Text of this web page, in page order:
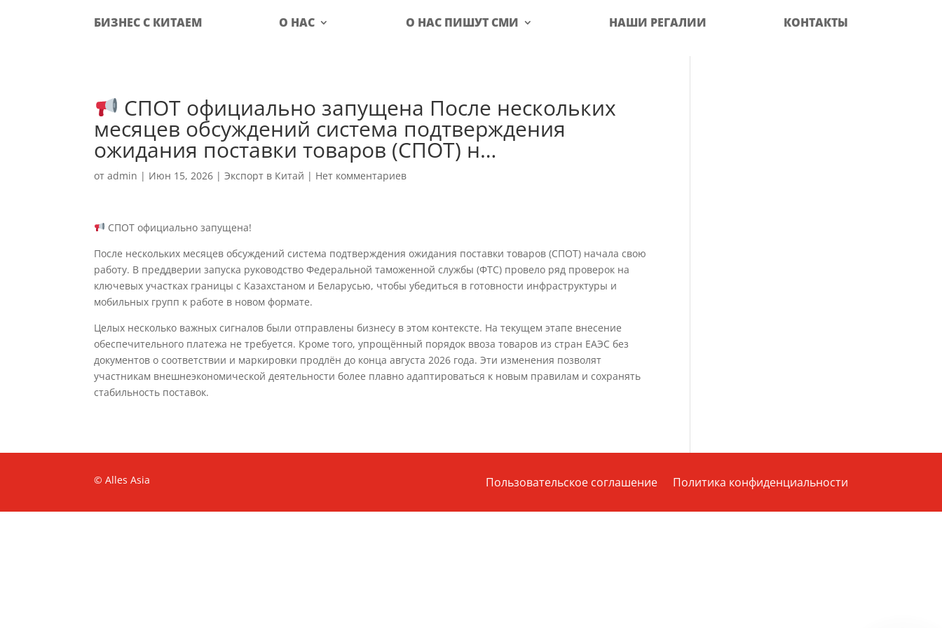
БИЗНЕС С КИТАЕМ О НАС О НАС ПИШУТ СМИ НАШИ РЕГАЛИИ КОНТАКТЫ
СПОТ официально запущена После нескольких
месяцев обсуждений система подтверждения
ожидания поставки товаров (СПОТ) н…
отadmin | Июн 15, 2026 |Экспорт в Китай | Нет комментариев
СПОТ официально запущена!
После нескольких месяцев обсуждений система подтверждения ожидания поставки товаров (СПОТ) начала свою
работу. В преддверии запуска руководство Федеральной таможенной службы (ФТС) провело ряд проверок на
ключевых участках границы с Казахстаном и Беларусью, чтобы убедиться в готовности инфраструктуры и
мобильных групп к работе в новом формате.
Целых несколько важных сигналов были отправлены бизнесу в этом контексте. На текущем этапе внесение
обеспечительного платежа не требуется. Кроме того, упрощённый порядок ввоза товаров из стран ЕАЭС без
документов о соответствии и маркировки продлён до конца августа 2026 года. Эти изменения позволят
участникам внешнеэкономической деятельности более плавно адаптироваться к новым правилам и сохранять
стабильность поставок.
© Alles Asia Пользовательское соглашение Политика конфиденциальности